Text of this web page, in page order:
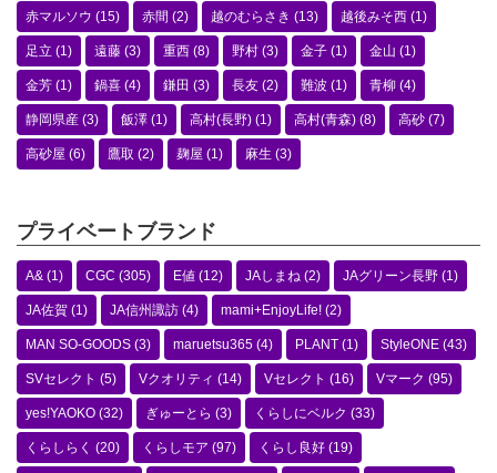
赤マルソウ (15) 赤間 (2) 越のむらさき (13) 越後みそ西 (1)
足立 (1) 遠藤 (3) 重西 (8) 野村 (3) 金子 (1) 金山 (1)
金芳 (1) 鍋喜 (4) 鎌田 (3) 長友 (2) 難波 (1) 青柳 (4)
静岡県産 (3) 飯澤 (1) 高村(長野) (1) 高村(青森) (8) 高砂 (7)
高砂屋 (6) 鷹取 (2) 麹屋 (1) 麻生 (3)
プライベートブランド
A& (1) CGC (305) E値 (12) JAしまね (2) JAグリーン長野 (1)
JA佐賀 (1) JA信州諏訪 (4) mami+EnjoyLife! (2)
MAN SO-GOODS (3) maruetsu365 (4) PLANT (1) StyleONE (43)
SVセレクト (5) Vクオリティ (14) Vセレクト (16) Vマーク (95)
yes!YAOKO (32) ぎゅーとら (3) くらしにベルク (33)
くらしらく (20) くらしモア (97) くらし良好 (19)